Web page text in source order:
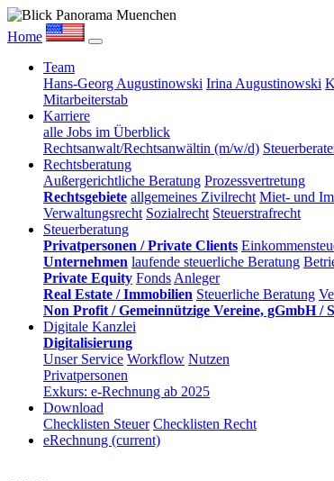
Home
Team
Hans-Georg Augustinowski Irina Augustinowski
Mitarbeiterstab
Karriere
alle Jobs im Überblick
Rechtsanwalt/Rechtsanwältin (m/w/d)
Rechtsberatung
Außergerichtliche Beratung Prozessvertretung
Rechtsgebiete allgemeines Zivilrecht Miet- und
Verwaltungsrecht Sozialrecht Steuerstrafrecht
Steuerberatung
Privatpersonen / Private Clients
Unternehmen laufende steuerliche Beratung
Private Equity Fonds Anleger
Real Estate / Immobilien Steuerliche Beratung
Non Profit / Gemeinnützige Vereine, gGmbH /
Digitale Kanzlei
Digitalisierung
Unser Service Workflow Nutzen
Privatpersonen
Exkurs: e-Rechnung ab 2025
Download
Checklisten Steuer Checklisten Recht
eRechnung (current)